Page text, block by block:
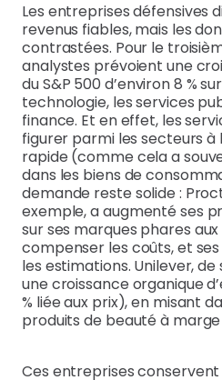
Les entreprises défensives
revenus fiables, mais les
contrastées. Pour le
analystes prévoient une
du S&P 500 d’environ 8 %
technologie, les services
finance. Et en effet, les
figurer parmi les secteurs à
rapide (comme cela a
dans les biens de
demande reste solide :
exemple, a augmenté ses
sur ses marques phares
compenser les coûts, et
les estimations. Unilever,
une croissance organique
% liée aux prix), en misant
produits de beauté à
Ces entreprises